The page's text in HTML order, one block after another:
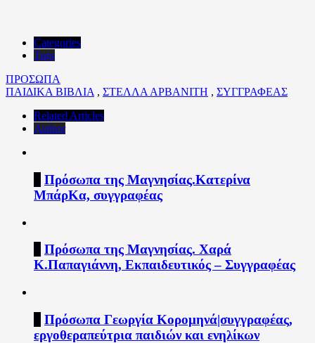
Categories
Tags
ΠΡΟΣΩΠΑ
ΠΑΙΔΙΚΑ ΒΙΒΛΙΑ , ΣΤΕΛΛΑ ΑΡΒΑΝΙΤΗ , ΣΥΓΓΡΑΦΕΑΣ
Related Articles
Author
Πρόσωπα της Μαγνησίας.Κατερίνα
ΜπάρΚα, συγγραφέας
Πρόσωπα της Μαγνησίας. Χαρά
Κ.Παπαγιάννη, Εκπαιδευτικός – Συγγραφέας
Πρόσωπα Γεωργία Κορομηνά|συγγραφέας,
εργοθεραπεύτρια παιδιών και ενηλίκων